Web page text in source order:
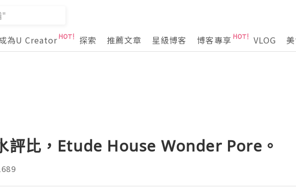
為U Creator 探索 推薦文章 星級博客 博客專享 VLOG
評比，Etude House Wonder Pore。